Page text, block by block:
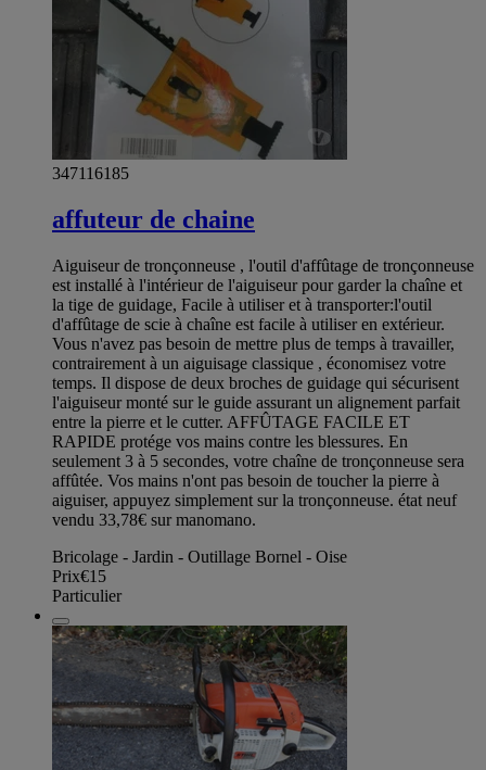
347116185
affuteur de chaine
Aiguiseur de tronçonneuse , l'outil d'affûtage de tronçonneuse
est installé à l'intérieur de l'aiguiseur pour garder la chaîne et
la tige de guidage, Facile à utiliser et à transporter:l'outil
d'affûtage de scie à chaîne est facile à utiliser en extérieur.
Vous n'avez pas besoin de mettre plus de temps à travailler,
contrairement à un aiguisage classique , économisez votre
temps. Il dispose de deux broches de guidage qui sécurisent
l'aiguiseur monté sur le guide assurant un alignement parfait
entre la pierre et le cutter. AFFÛTAGE FACILE ET
RAPIDE protége vos mains contre les blessures. En
seulement 3 à 5 secondes, votre chaîne de tronçonneuse sera
affûtée. Vos mains n'ont pas besoin de toucher la pierre à
aiguiser, appuyez simplement sur la tronçonneuse. état neuf
vendu 33,78€ sur manomano.
Bricolage - Jardin - Outillage Bornel - Oise
Prix€15
Particulier